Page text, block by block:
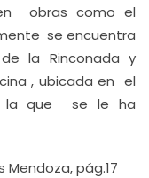
obras como el
se encuentra
la Rinconada y
, ubicada en el
la que se le ha
pág.17